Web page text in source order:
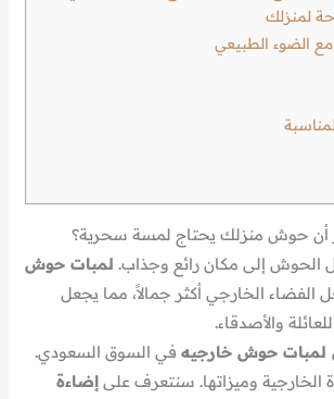
لمنزلك
الضوء الطبيعي
أن حوش منزلك يحتاج لمسة سحرية؟
الحوش إلى مكان رائع وجذاب. لمبات حوش
الفضاء الخارجي أكثر جمالاً، مما يجعل
والأصدقاء.
حوش خارجيه في السوق السعودي.
الخارجية وميزاتها. سنتعرف علىإضاءة